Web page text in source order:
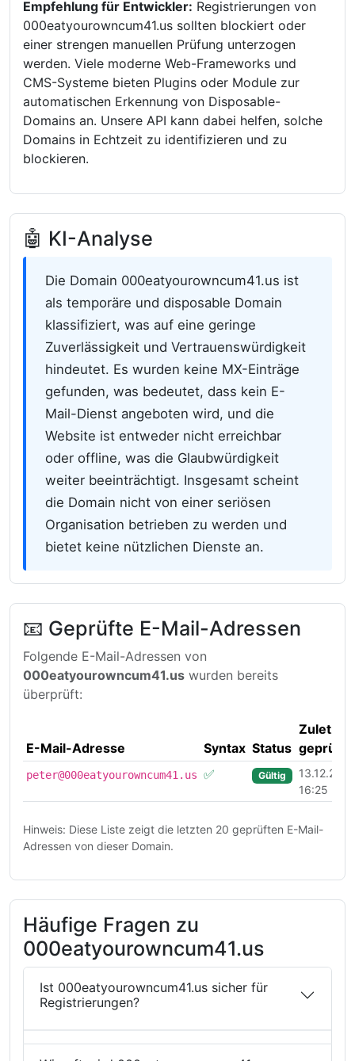
Empfehlung für Entwickler: Registrierungen von
000eatyourowncum41.us sollten blockiert oder
einer strengen manuellen Prüfung unterzogen
werden. Viele moderne Web-Frameworks und
CMS-Systeme bieten Plugins oder Module zur
automatischen Erkennung von Disposable-
Domains an. Unsere API kann dabei helfen, solche
Domains in Echtzeit zu identifizieren und zu
blockieren.
🤖 KI-Analyse
Die Domain 000eatyourowncum41.us ist
als temporäre und disposable Domain
klassifiziert, was auf eine geringe
Zuverlässigkeit und Vertrauenswürdigkeit
hindeutet. Es wurden keine MX-Einträge
gefunden, was bedeutet, dass kein E-
Mail-Dienst angeboten wird, und die
Website ist entweder nicht erreichbar
oder offline, was die Glaubwürdigkeit
weiter beeinträchtigt. Insgesamt scheint
die Domain nicht von einer seriösen
Organisation betrieben zu werden und
bietet keine nützlichen Dienste an.
📧 Geprüfte E-Mail-Adressen
Folgende E-Mail-Adressen von
000eatyourowncum41.us wurden bereits
überprüft:
E-Mail-Adresse Syntax Status
Zuletzt
geprüft
peter@000eatyourowncum41.us ✅ Gültig
13.12.2025
16:25 Uhr
Hinweis: Diese Liste zeigt die letzten 20 geprüften E-Mail-
Adressen von dieser Domain.
Häufige Fragen zu
000eatyourowncum41.us
Ist 000eatyourowncum41.us sicher für
Registrierungen?